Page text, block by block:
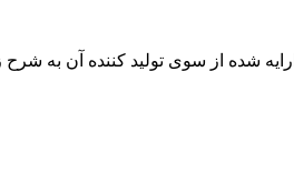
ارایه شده از سوی تولید کننده آن به